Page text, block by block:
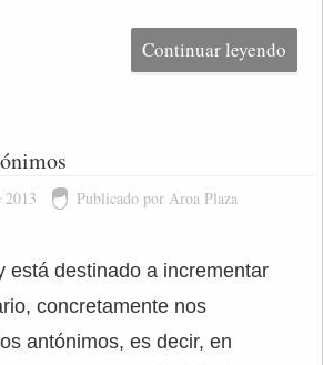
Continuar leyendo
2013 Publicado por Aroa Plaza
está destinado a incrementar
concretamente nos
antónimos, es decir, en